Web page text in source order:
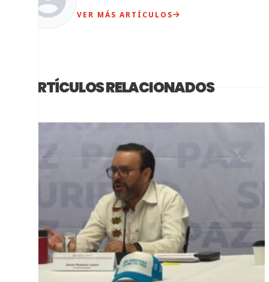
VER MÁS ARTÍCULOS
ARTÍCULOS RELACIONADOS